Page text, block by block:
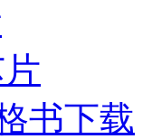
书下载